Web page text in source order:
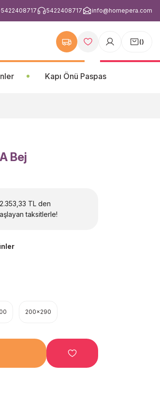
5422408717 5422408717 info@homepera.com
()
Kapı Önü Paspas
Bej
TL den
taksitlerle!
200x290